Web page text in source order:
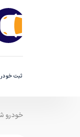
ثبت
خودرو شاپ،